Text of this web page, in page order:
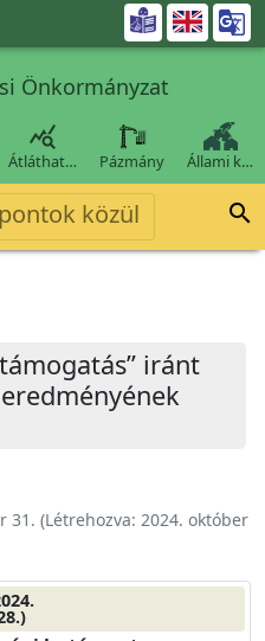

Önkormányzat

Átláthat… Pázmány Állami k…
közül 
iránt
31. (Létrehozva: 2024. október